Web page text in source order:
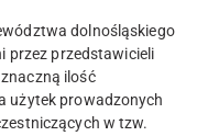
dolnośląskiego
przez przedstawicieli
ilość
użytek prowadzonych
w tzw.